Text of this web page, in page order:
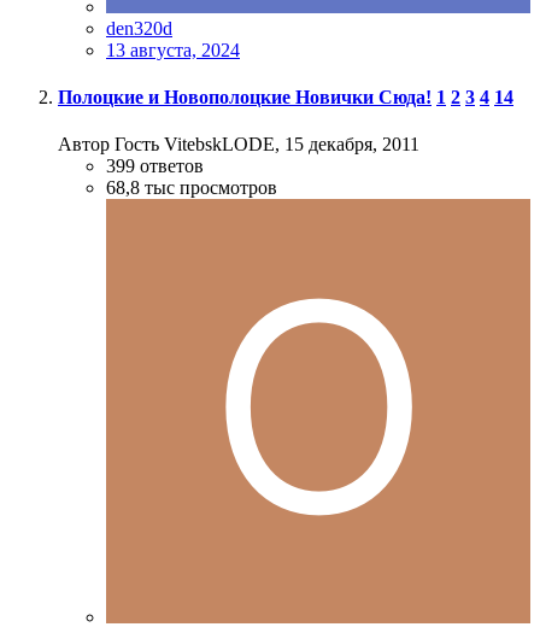
den320d
13 августа, 2024
Полоцкие и Новополоцкие Новички Сюда! 1 2 3 4 14
Автор Гость VitebskLODE, 15 декабря, 2011
399 ответов
68,8 тыс просмотров